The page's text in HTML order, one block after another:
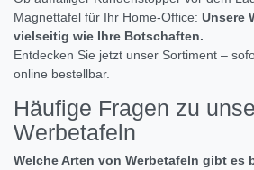
Magnettafel für Ihr Home-Office: Unsere
vielseitig wie Ihre Botschaften.
Entdecken Sie jetzt unser Sortiment –
online bestellbar.
Häufige Fragen zu
Werbetafeln
Welche Arten von Werbetafeln gibt es